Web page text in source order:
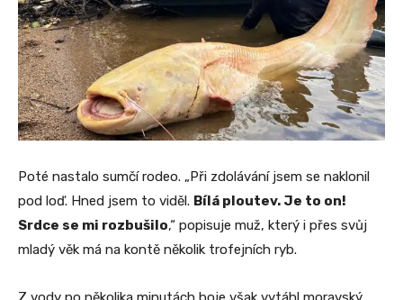
Poté nastalo sumčí rodeo. „Při zdolávání jsem se naklonil
pod loď. Hned jsem to viděl. Bílá ploutev. Je to on!
Srdce se mi rozbušilo,“ popisuje muž, který i přes svůj
mladý věk má na kontě několik trofejních ryb.